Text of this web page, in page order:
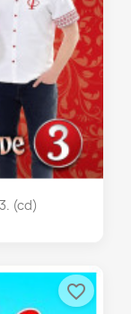
(cd)
favorite_border